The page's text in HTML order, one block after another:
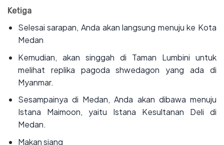
Ketiga
‌Selesai sarapan, Anda akan langsung menuju ke Kota
Medan
‌Kemudian, akan singgah di Taman Lumbini untuk
melihat replika pagoda shwedagon yang ada di
Myanmar.
‌Sesampainya di Medan, Anda akan dibawa menuju
Istana Maimoon, yaitu Istana Kesultanan Deli di
Medan.
‌Makan siang